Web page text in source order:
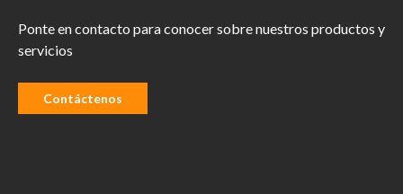
Ponte en contacto para conocer sobre nuestros productos y
servicios
Contáctenos